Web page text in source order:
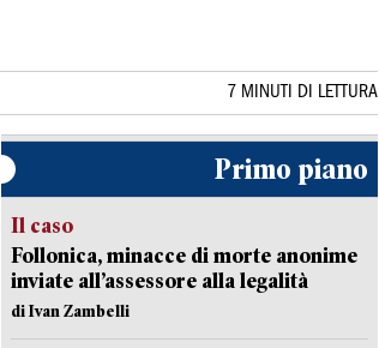
7 MINUTI DI LETTURA
Primo piano
Il caso
Follonica, minacce di morte anonime
inviate all’assessore alla legalità
di Ivan Zambelli